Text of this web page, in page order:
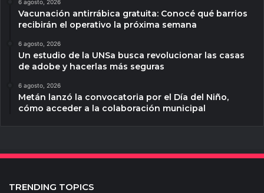
6 agosto, 2026
Vacunación antirrábica gratuita: Conocé qué barrios
recibirán el operativo la próxima semana
6 agosto, 2026
Un estudio de la UNSa busca revolucionar las casas
de adobe y hacerlas más seguras
6 agosto, 2026
Metán lanzó la convocatoria por el Día del Niño,
cómo acceder a la colaboración municipal
TRENDING TOPICS